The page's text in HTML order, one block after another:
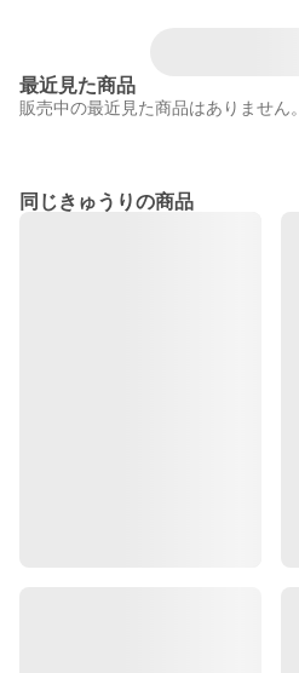
最近見た商品
販売中の最近見た商品はありません。
同じきゅうりの商品